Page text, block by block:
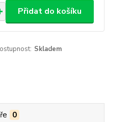
Přidat do košíku
Skladem
0